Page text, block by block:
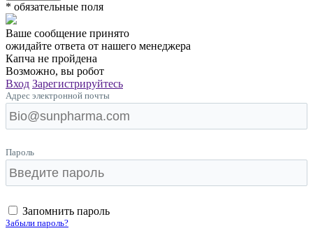
* обязательные поля
Ваше сообщение принято
ожидайте ответа от нашего менеджера
Капча не пройдена
Возможно, вы робот
Вход Зарегистрируйтесь
Адрес электронной почты
Пароль
Запомнить пароль
Забыли пароль?